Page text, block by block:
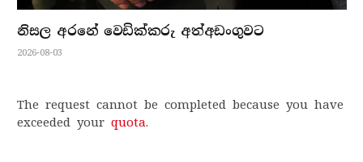
නිසල අරනේ වෙඩික්කරු අත්අඩංගුවට
2026-08-03
The request cannot be completed because you have
exceeded your quota.